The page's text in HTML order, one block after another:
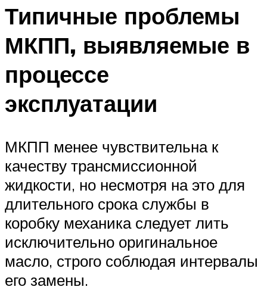
Типичные проблемы
МКПП, выявляемые в
процессе
эксплуатации
МКПП менее чувствительна к
качеству трансмиссионной
жидкости, но несмотря на это для
длительного срока службы в
коробку механика следует лить
исключительно оригинальное
масло, строго соблюдая интервалы
его замены.